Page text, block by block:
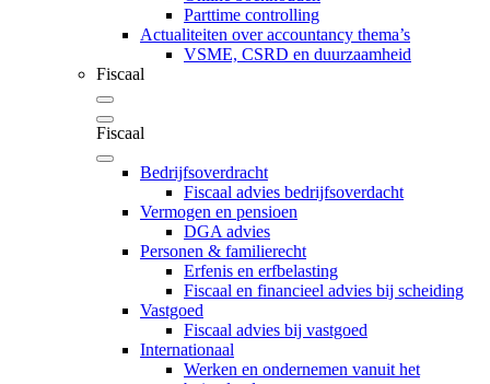
Parttime controlling
Actualiteiten over accountancy thema’s
VSME, CSRD en duurzaamheid
Fiscaal
Fiscaal
Bedrijfsoverdracht
Fiscaal advies bedrijfsoverdacht
Vermogen en pensioen
DGA advies
Personen & familierecht
Erfenis en erfbelasting
Fiscaal en financieel advies bij scheiding
Vastgoed
Fiscaal advies bij vastgoed
Internationaal
Werken en ondernemen vanuit het